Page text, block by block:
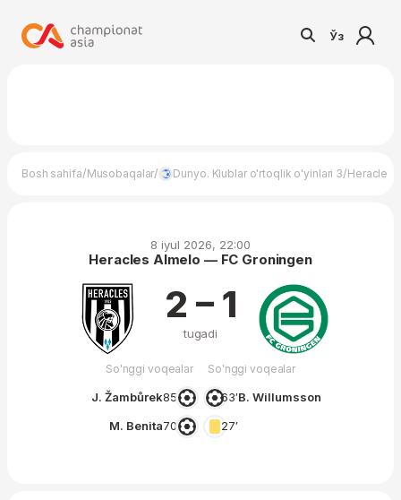
Ўз
Bosh sahifa/Musobaqalar/ Dunyo. Klublar o'rtoqlik o'yinlari 3/Heracles
8 iyul 2026, 22:00
Heracles Almelo — FC Groningen
So'nggi voqealar
J. Žambůrek85′
M. Benita70′
2 – 1
tugadi
So'nggi voqealar
63′B. Willumsson
27′